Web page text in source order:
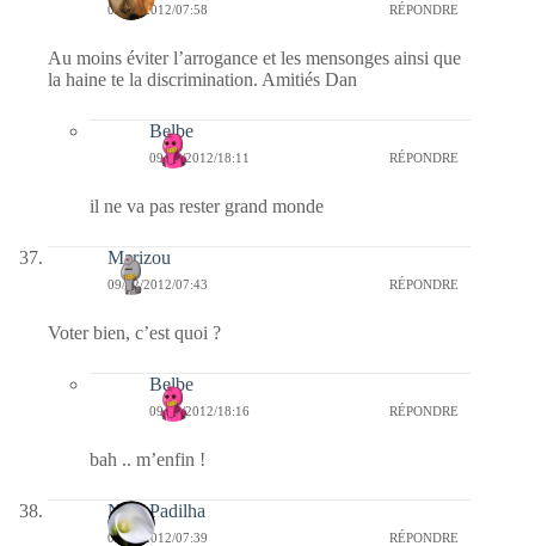
09/02/2012/07:58 RÉPONDRE
Au moins éviter l’arrogance et les mensonges ainsi que
la haine te la discrimination. Amitiés Dan
Belbe
09/02/2012/18:11 RÉPONDRE
il ne va pas rester grand monde
Marizou
09/02/2012/07:43 RÉPONDRE
Voter bien, c’est quoi ?
Belbe
09/02/2012/18:16 RÉPONDRE
bah .. m’enfin !
Nina Padilha
09/02/2012/07:39 RÉPONDRE